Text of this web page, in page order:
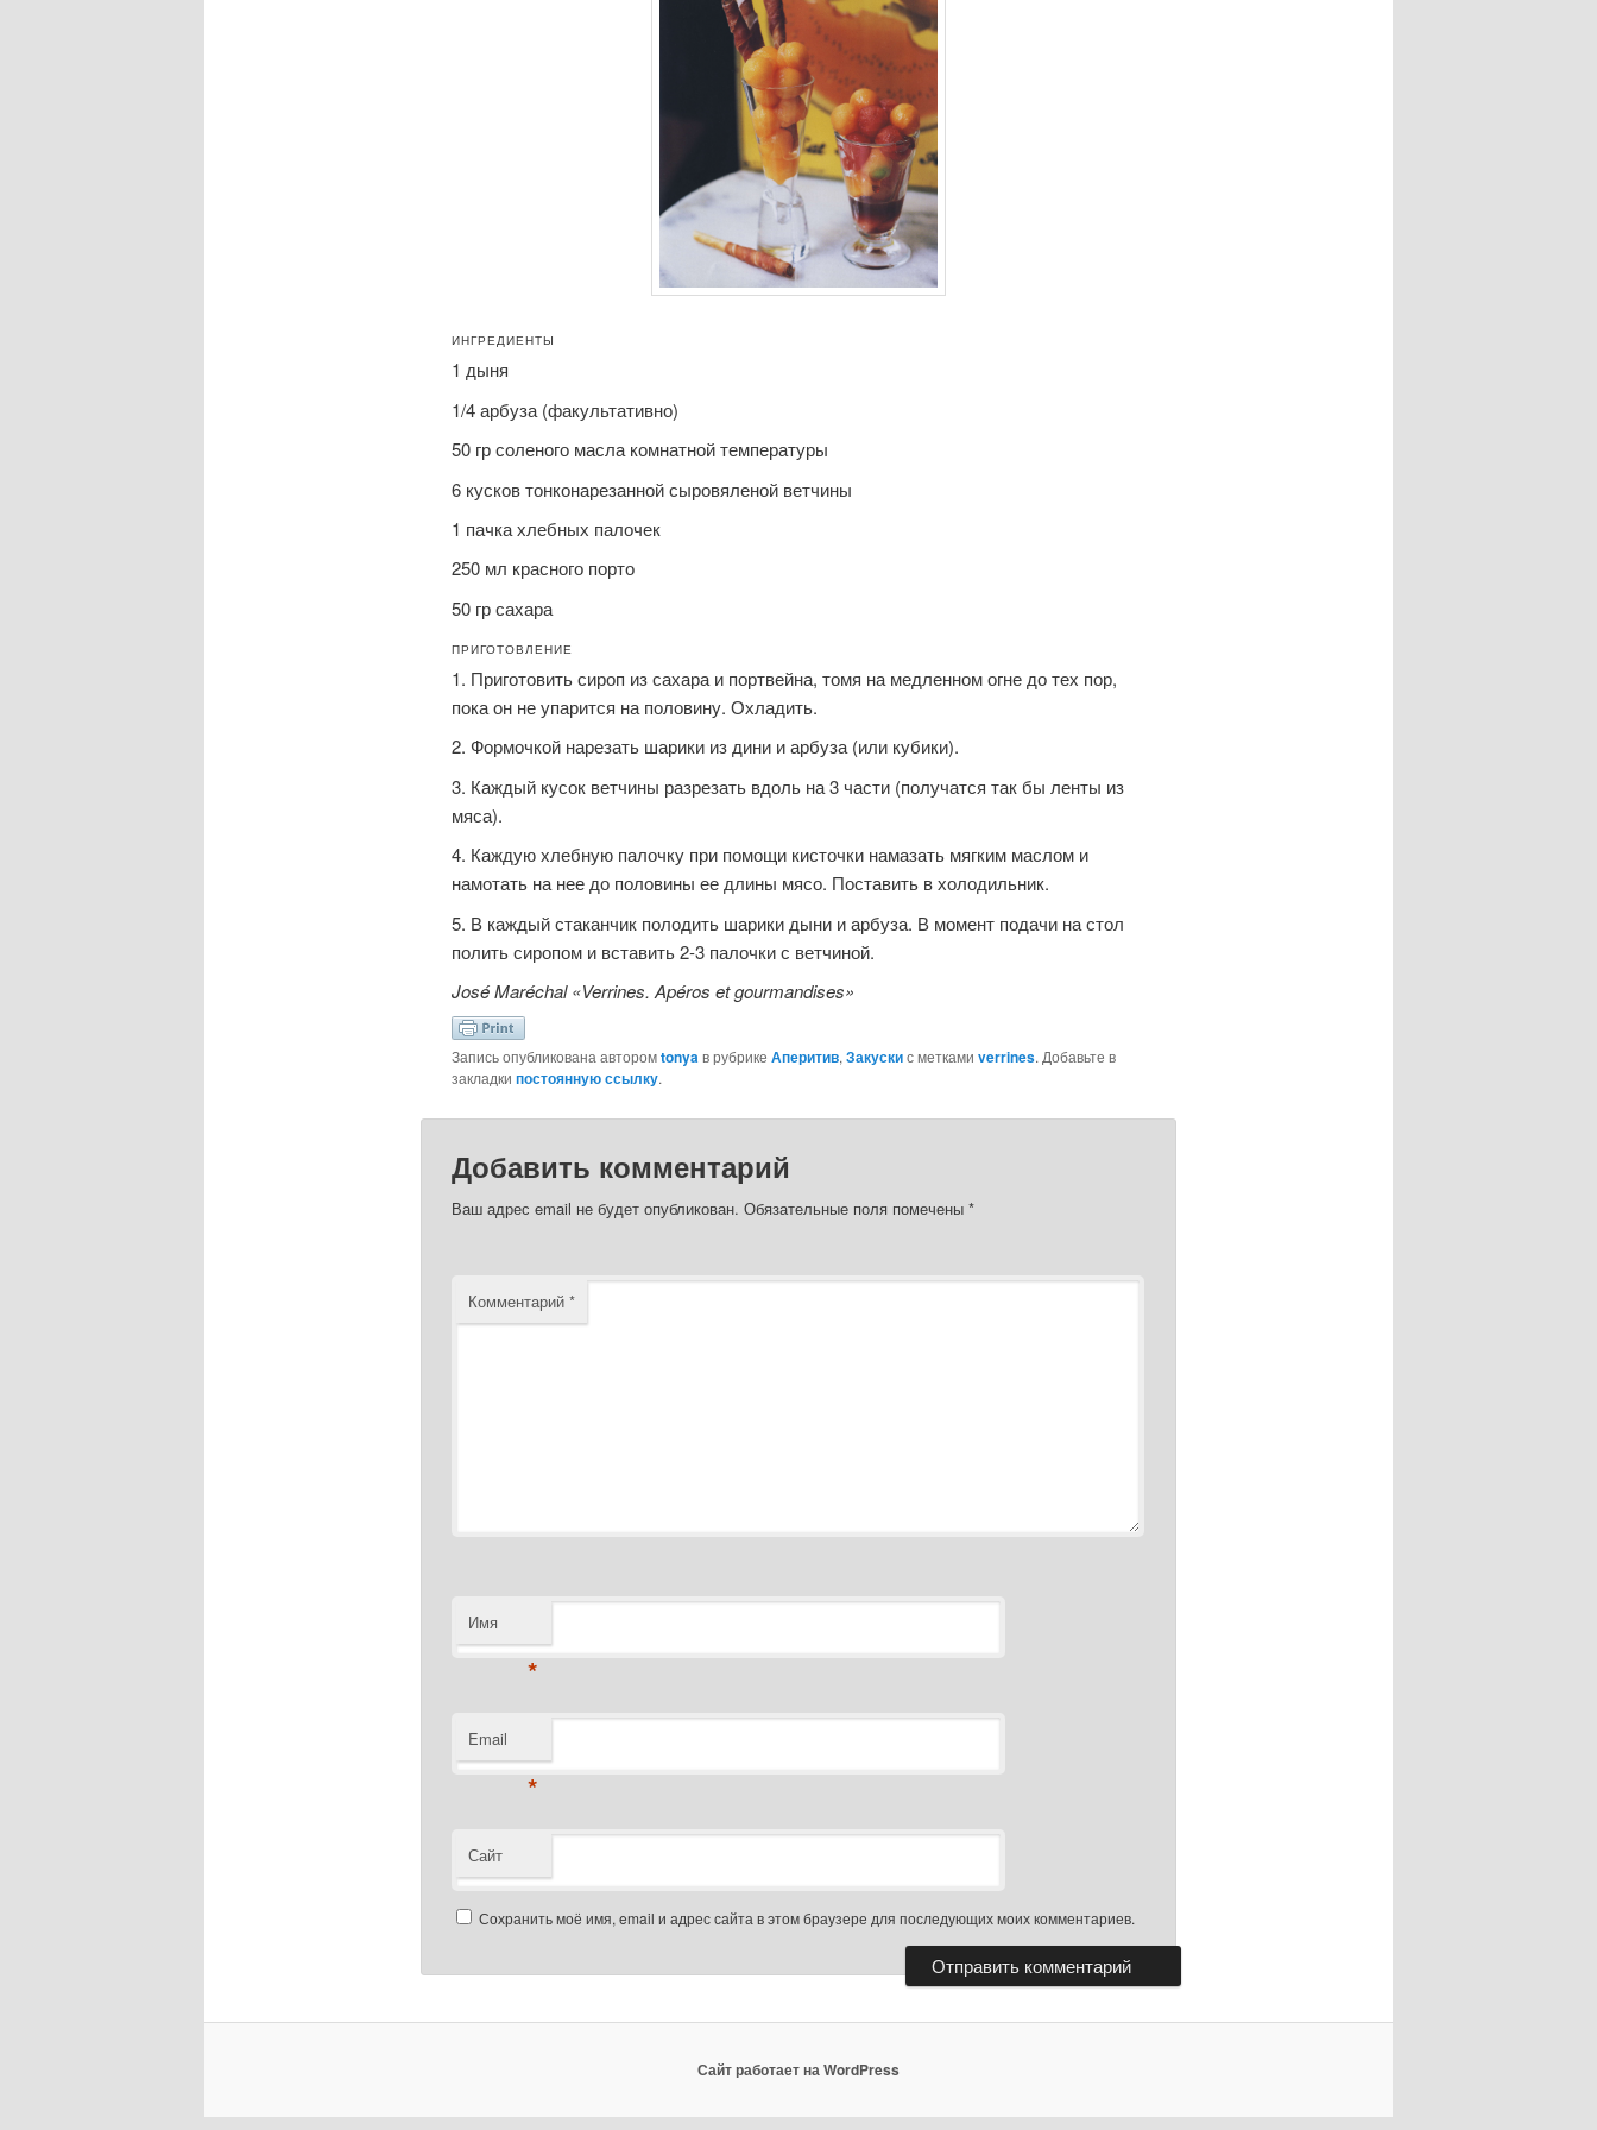
ИНГРЕДИЕНТЫ
1 дыня
1/4 арбуза (факультативно)
50 гр соленого масла комнатной температуры
6 кусков тонконарезанной сыровяленой ветчины
1 пачка хлебных палочек
250 мл красного порто
50 гр сахара
ПРИГОТОВЛЕНИЕ
1. Приготовить сироп из сахара и портвейна, томя на медленном огне до тех пор,
пока он не упарится на половину. Охладить.
2. Формочкой нарезать шарики из дини и арбуза (или кубики).
3. Каждый кусок ветчины разрезать вдоль на 3 части (получатся так бы ленты из
мяса).
4. Каждую хлебную палочку при помощи кисточки намазать мягким маслом и
намотать на нее до половины ее длины мясо. Поставить в холодильник.
5. В каждый стаканчик полодить шарики дыни и арбуза. В момент подачи на стол
полить сиропом и вставить 2-3 палочки с ветчиной.
José Maréchal «Verrines. Apéros et gourmandises»
Запись опубликована авторомtonyaв рубрике Аперитив, Закускис метками verrines. Добавьте в
закладки постоянную ссылку.
Добавить комментарий
Ваш адрес email не будет опубликован. Обязательные поля помечены *
Комментарий *
Имя
*
Email
*
Сайт
Сохранить моё имя, email и адрес сайта в этом браузере для последующих моих комментариев.
Сайт работает на WordPress